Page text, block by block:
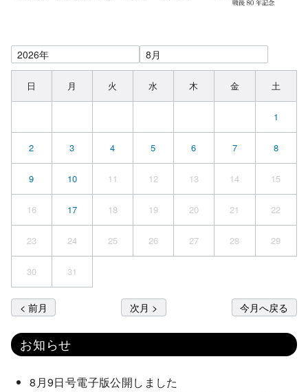
日 月 火 水 木 金 土
1
2 3 4 5 6 7 8
9 10 11 12 13 14 15
16 17 18 19 20 21 22
23 24 25 26 27 28 29
30 31
< 前月 次月 > 今月へ戻る
お知らせ
8月9日号電子版公開しました